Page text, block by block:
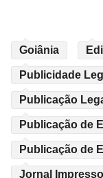
Goiânia
Publicidade
Publicação
Publicação de
Publicação de
Jornal